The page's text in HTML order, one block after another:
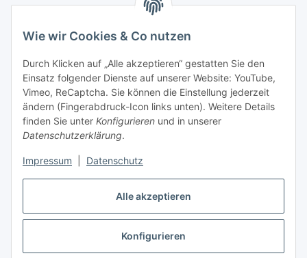
Alle akzeptieren
Konfigurieren
Wie wir Cookies & Co nutzen
Durch Klicken auf „Alle akzeptieren“ gestatten Sie den
Einsatz folgender Dienste auf unserer Website: YouTube,
Vimeo, ReCaptcha. Sie können die Einstellung jederzeit
ändern (Fingerabdruck-Icon links unten). Weitere Details
finden Sie unter Konfigurieren und in unserer
Datenschutzerklärung.
Impressum Datenschutz
Informationen
Gesetzliche Informationen
Mein Konto
masterframe GmbH
Vertrag widerrufen